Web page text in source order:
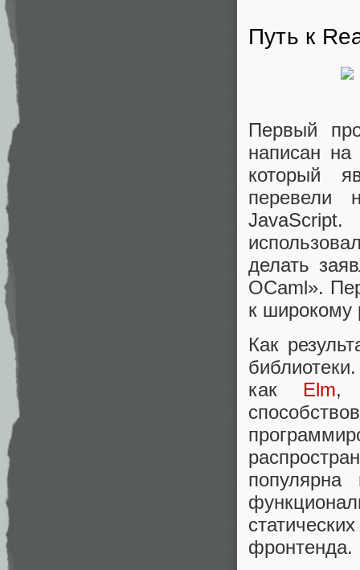
Путь к
Первый
написан
который
перевели
делать
OCaml».
к широкому
Как
как Elm
популярна
фронтенда.